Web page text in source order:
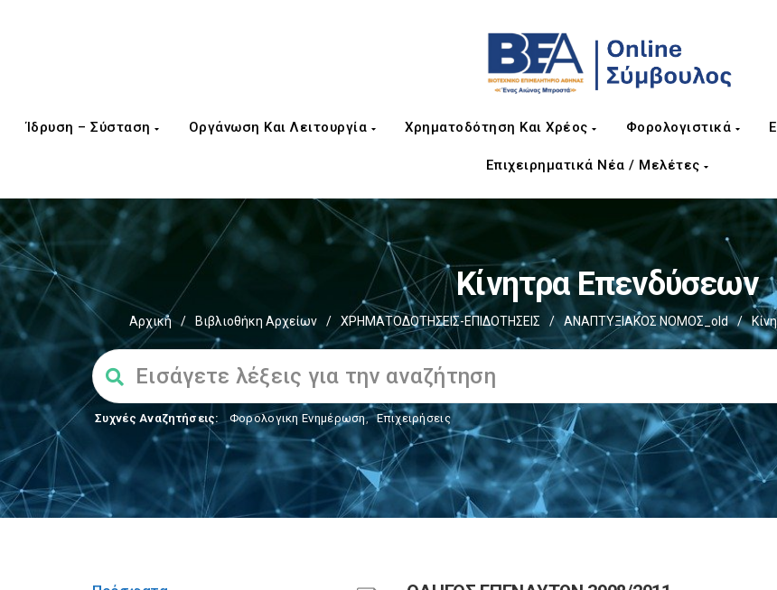
Ίδρυση – Σύσταση Οργάνωση Και Λειτουργία Χρηματοδότηση Και Χρέος Φορολογιστικά
Επιχειρηματικά Νέα / Μελέτες
Κίνητρα Επενδύσεων
Αρχική / Βιβλιοθήκη Αρχείων / ΧΡΗΜΑΤΟΔΟΤΗΣΕΙΣ-ΕΠΙΔΟΤΗΣΕΙΣ / ΑΝΑΠΤΥΞΙΑΚΟΣ ΝΟΜΟΣ_old /
Συχνές Αναζητήσεις: Φορολογικη Ενημέρωση, Επιχειρήσεις